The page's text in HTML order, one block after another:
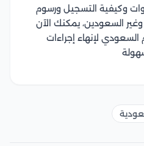
وكيفية التسجيل ورسوم
السعودين، يمكنك الآن
لإنهاء إجراءات